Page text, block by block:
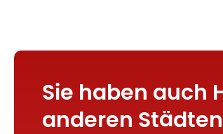
Sie haben auch
anderen